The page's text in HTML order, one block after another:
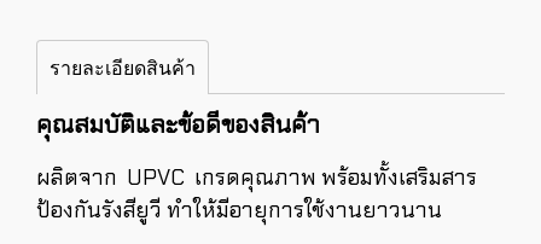
รายละเอียดสินค้า
คุณสมบัติและข้อดีของสินค้า
ผลิตจาก UPVC เกรดคุณภาพ พร้อมทั้งเสริมสาร
ป้องกันรังสียูวี ทำให้มีอายุการใช้งานยาวนาน